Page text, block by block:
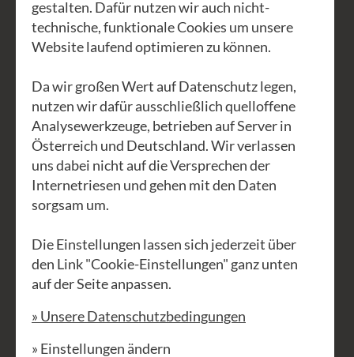
und Musizieren.
begleitet von Pablo Machado.
Alle Anfänger, die bereits bei einem
Anfängerkurs von Daniel mitgemacht
haben, haben für diese Woche die
besten Voraussetzungen um mit den
Fortgeschrittenen Schritt halten zu
können. Eine weitere Besonderheit der
Akkordeonwoche ist, dass sich Daniel
und Pablo neben der Arbeit mit der
Gruppe auch Zeit für Soloeinheiten
gestalten. Dafür nutzen wir auch nicht-
technische, funktionale Cookies um unsere
Website laufend optimieren zu können.
Da wir großen Wert auf Datenschutz legen,
nutzen wir dafür ausschließlich quelloffene
Analysewerkzeuge, betrieben auf Server in
Österreich und Deutschland. Wir verlassen
uns dabei nicht auf die Versprechen der
Internetriesen und gehen mit den Daten
sorgsam um.
Die Einstellungen lassen sich jederzeit über
den Link "Cookie-Einstellungen" ganz unten
auf der Seite anpassen.
» Unsere Datenschutzbedingungen
» Einstellungen ändern